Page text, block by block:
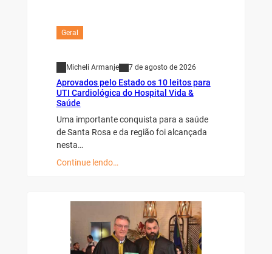
Geral
Micheli Armanje 7 de agosto de 2026
Aprovados pelo Estado os 10 leitos para
UTI Cardiológica do Hospital Vida &
Saúde
Uma importante conquista para a saúde
de Santa Rosa e da região foi alcançada
nesta…
Continue lendo…